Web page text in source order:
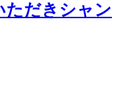
ただきシャン